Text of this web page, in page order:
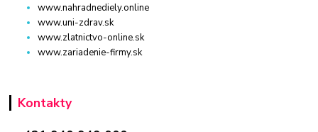
www.nahradnediely.online
www.uni-zdrav.sk
www.zlatnictvo-online.sk
www.zariadenie-firmy.sk
Kontakty